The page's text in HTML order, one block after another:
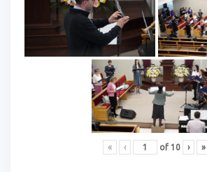
« ‹ of 10 › »